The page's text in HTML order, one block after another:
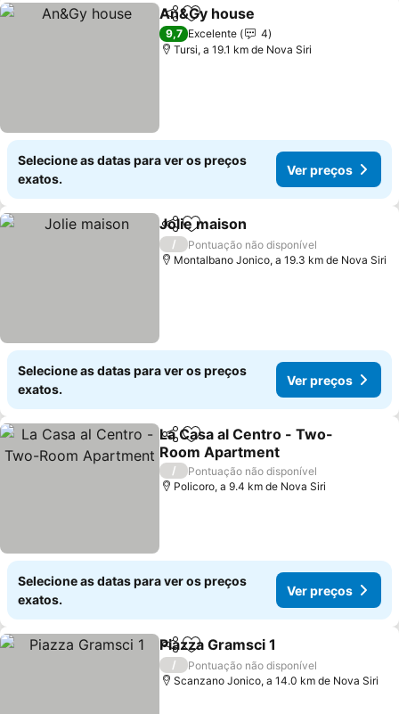
PartilharAdicionar aos favoritos
An&Gy house
9,7 Excelente
4
Tursi, a 19.1 km de Nova Siri
Selecione as datas para ver os preços
exatos.
Ver preços
PartilharAdicionar aos favoritos
Jolie maison
/
Pontuação não disponível
Montalbano Jonico, a 19.3 km de Nova Siri
Selecione as datas para ver os preços
exatos.
Ver preços
PartilharAdicionar aos favoritos
La Casa al Centro - Two-
Room Apartment
Ver preços
/
Pontuação não disponível
Policoro, a 9.4 km de Nova Siri
Selecione as datas para ver os preços
exatos.
Ver preços
PartilharAdicionar aos favoritos
Piazza Gramsci 1
/
Pontuação não disponível
Scanzano Jonico, a 14.0 km de Nova Siri